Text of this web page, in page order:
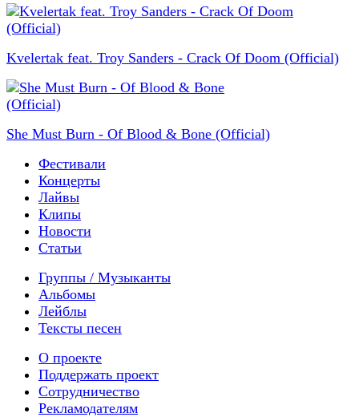
Kvelertak feat. Troy Sanders - Crack Of Doom (Official)
She Must Burn - Of Blood & Bone (Official)
Фестивали
Концерты
Лайвы
Клипы
Новости
Статьи
Группы / Музыканты
Альбомы
Лейблы
Тексты песен
О проекте
Поддержать проект
Сотрудничество
Рекламодателям